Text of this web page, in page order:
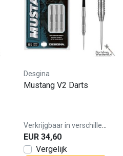
Desgina
Mustang V2 Darts
EUR 34,60
Vergelijk